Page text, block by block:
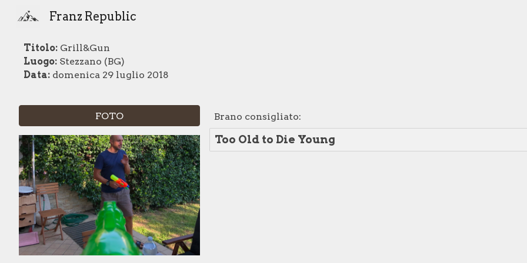
Franz Republic
Titolo: Grill&Gun
Luogo: Stezzano (BG)
Data: domenica 29 luglio 2018
FOTO Brano consigliato:
Too Old to Die Young